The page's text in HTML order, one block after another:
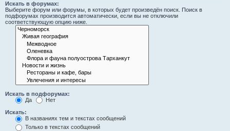
Искать в форумах:
Выберите форум или форумы, в которых будет произведён поиск. Поиск в
подфорумах производится автоматически, если вы не отключили
соответствующую опцию ниже.
Искать в подфорумах:
Да
Нет
Искать:
В названиях тем и текстах сообщений
Только в текстах сообщений